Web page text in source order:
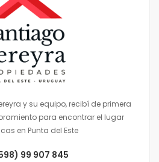
y su equipo, recibí de primera
para encontrar el lugar
en Punta del Este
99 907 845